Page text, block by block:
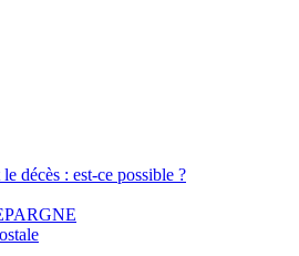
décès : est-ce possible ?